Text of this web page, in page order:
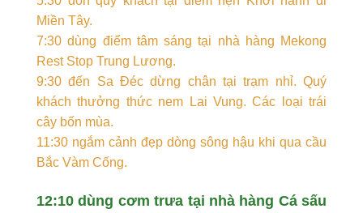
Miền Tây.
7:30 dùng điểm tâm sáng tại nhà hàng Mekong
Rest Stop Trung Lương.
9:30 đến Sa Đéc dừng chân tại trạm nhỉ. Quý
khách thưởng thức nem Lai Vung. Các loại trái
cây bốn mùa.
11:30 ngắm cảnh đẹp dòng sông hậu khi qua cầu
Bắc Vàm Cống.
12:10 dùng cơm trưa tại nhà hàng Cá sấu